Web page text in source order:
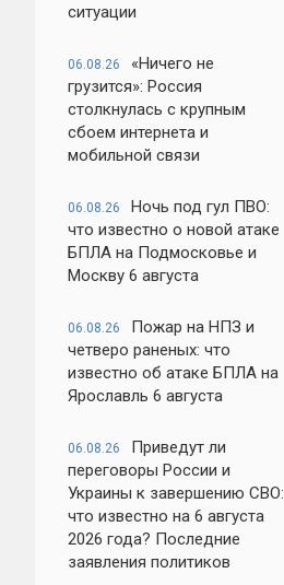
ситуации
06.08.26
«Ничего не
грузится»: Россия
столкнулась с крупным
сбоем интернета и
мобильной связи
06.08.26
Ночь под гул ПВО:
что известно о новой атаке
БПЛА на Подмосковье и
Москву 6 августа
06.08.26
Пожар на НПЗ и
четверо раненых: что
известно об атаке БПЛА на
Ярославль 6 августа
06.08.26
Приведут ли
переговоры России и
Украины к завершению СВО:
что известно на 6 августа
2026 года? Последние
заявления политиков